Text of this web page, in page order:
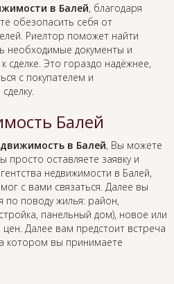
в Балей, благодаря
обезопасить себя от
Риелтор поможет найти
необходимые документы и
сделке. Это гораздо надёжнее,
с покупателем и
Балей
в Балей, Вы можете
просто оставляете заявку и
недвижимости в Балей,
мог с вами связаться. Далее вы
по поводу жилья: район,
панельный дом), новое или
Далее вам предстоит встреча
котором вы принимаете